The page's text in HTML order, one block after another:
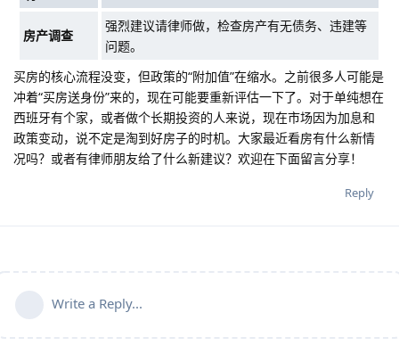
房产调查
强烈建议请律师做，检查房产有无债务、违建等
问题。
买房的核心流程没变，但政策的“附加值”在缩水。之前很多人可能是
冲着“买房送身份”来的，现在可能要重新评估一下了。对于单纯想在
西班牙有个家，或者做个长期投资的人来说，现在市场因为加息和
政策变动，说不定是淘到好房子的时机。大家最近看房有什么新情
况吗？或者有律师朋友给了什么新建议？欢迎在下面留言分享！
Reply
Write a Reply...